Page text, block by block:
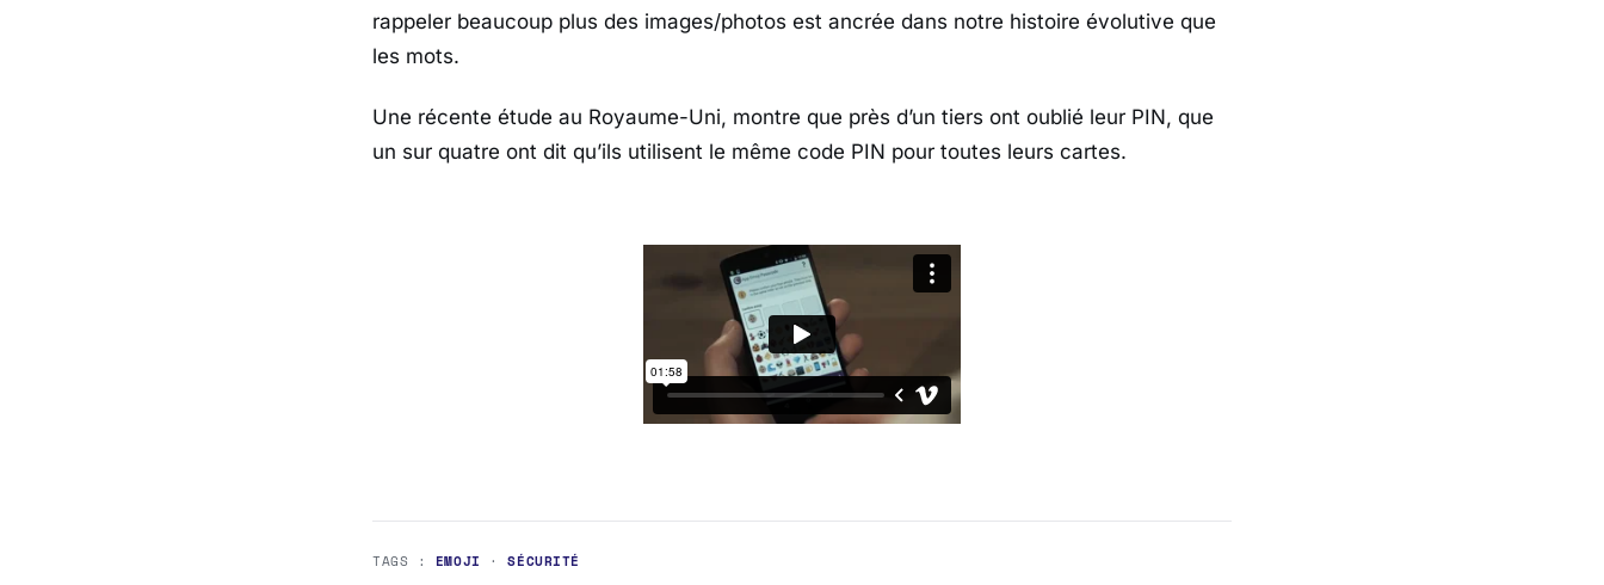
rappeler beaucoup plus des images/photos est ancrée dans notre histoire évolutive que
les mots.
Une récente étude au Royaume-Uni, montre que près d’un tiers ont oublié leur PIN, que
un sur quatre ont dit qu’ils utilisent le même code PIN pour toutes leurs cartes.
TAGS : EMOJI ·SÉCURITÉ